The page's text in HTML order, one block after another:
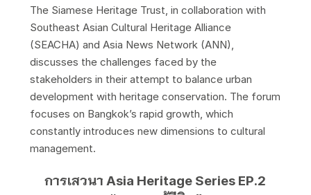
The Siamese Heritage Trust, in collaboration with
Southeast Asian Cultural Heritage Alliance
(SEACHA) and Asia News Network (ANN),
discusses the challenges faced by the
stakeholders in their attempt to balance urban
development with heritage conservation. The forum
focuses on Bangkok’s rapid growth, which
constantly introduces new dimensions to cultural
management.
การเสวนา Asia Heritage Series EP.2